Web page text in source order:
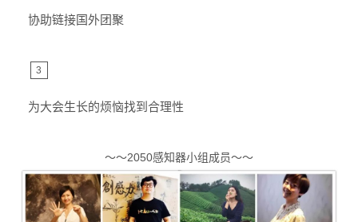
协助链接国外团聚
3
为大会生长的烦恼找到合理性
～～2050感知器小组成员～～